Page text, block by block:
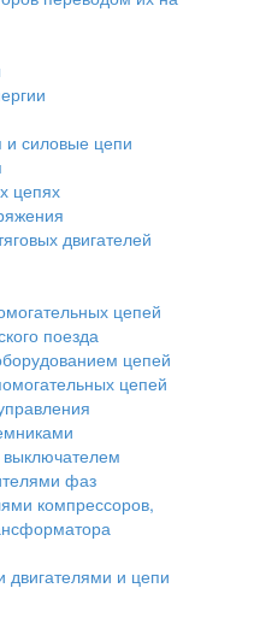
силовые цепи
цепях
двигателей
цепей
поезда
цепей
цепей
фаз
компрессоров,
двигателями и цепи